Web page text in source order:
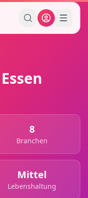
Essen
8
Branchen
Mittel
Lebenshaltung